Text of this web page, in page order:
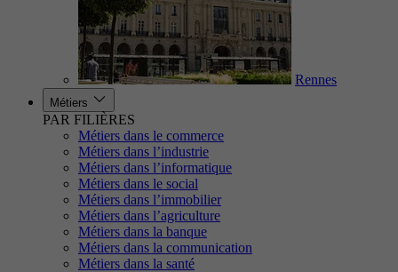
Rennes
Métiers
PAR FILIÈRES
Métiers dans le commerce
Métiers dans l’industrie
Métiers dans l’informatique
Métiers dans le social
Métiers dans l’immobilier
Métiers dans l’agriculture
Métiers dans la banque
Métiers dans la communication
Métiers dans la santé